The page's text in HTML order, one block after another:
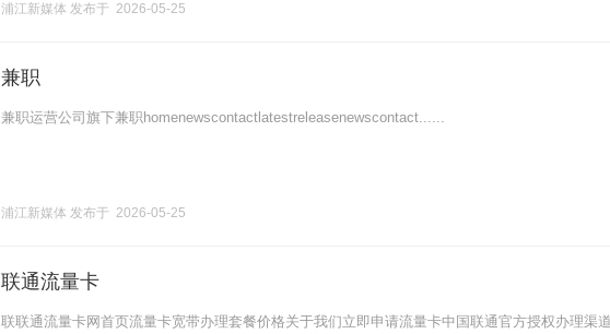
浦江新媒体 发布于 2026-05-25
兼职
兼职运营公司旗下兼职homenewscontactlatestreleasenewscontact......
浦江新媒体 发布于 2026-05-25
联通流量卡
联联通流量卡网首页流量卡宽带办理套餐价格关于我们立即申请流量卡中国联通官方授权办理渠